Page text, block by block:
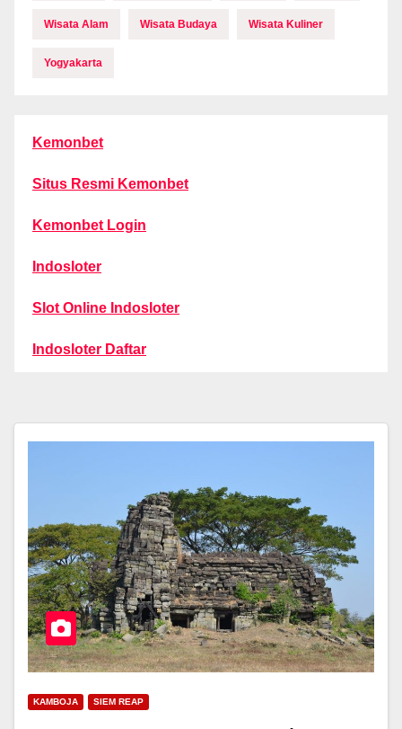
Wisata Alam Wisata Budaya Wisata Kuliner
Yogyakarta
Kemonbet
Situs Resmi Kemonbet
Kemonbet Login
Indosloter
Slot Online Indosloter
Indosloter Daftar
KAMBOJA SIEM REAP